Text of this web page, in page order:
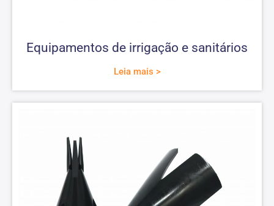
Equipamentos de irrigação e sanitários
Leia mais >